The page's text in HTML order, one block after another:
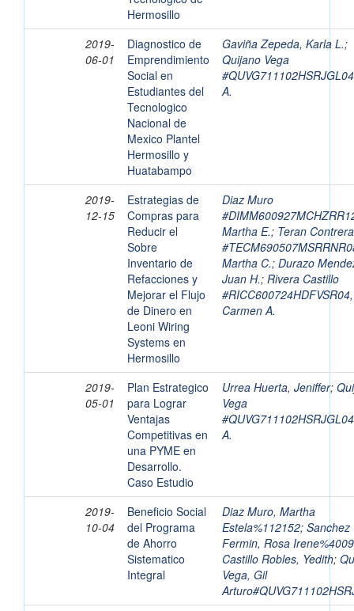
Hermosillo
2019-
06-01
Diagnostico de
Emprendimiento
Social en
Estudiantes del
Tecnologico
Nacional de
Mexico Plantel
Hermosillo y
Huatabampo
Gaviña Zepeda, Karla L.;
Quijano Vega
A.
2019-
12-15
Estrategias de
Compras para
Reducir el
Sobre
Inventario de
Refacciones y
Mejorar el Flujo
de Dinero en
Leoni Wiring
Systems en
Hermosillo
Diaz Muro
Martha E.; Teran
Martha C.; Durazo
Juan H.; Rivera Castillo
#RICC600724HDFVSR04,
Carmen A.
2019-
05-01
Plan Estrategico
para Lograr
Ventajas
Competitivas en
una PYME en
Desarrollo.
Caso Estudio
Urrea Huerta, Jeniffer;
Vega
A.
2019-
10-04
Beneficio Social
del Programa
de Ahorro
Sistematico
Integral
Diaz Muro, Martha
Estela%112152; Sanchez
Fermin, Rosa
Castillo Robles, Yedith;
Vega, Gil